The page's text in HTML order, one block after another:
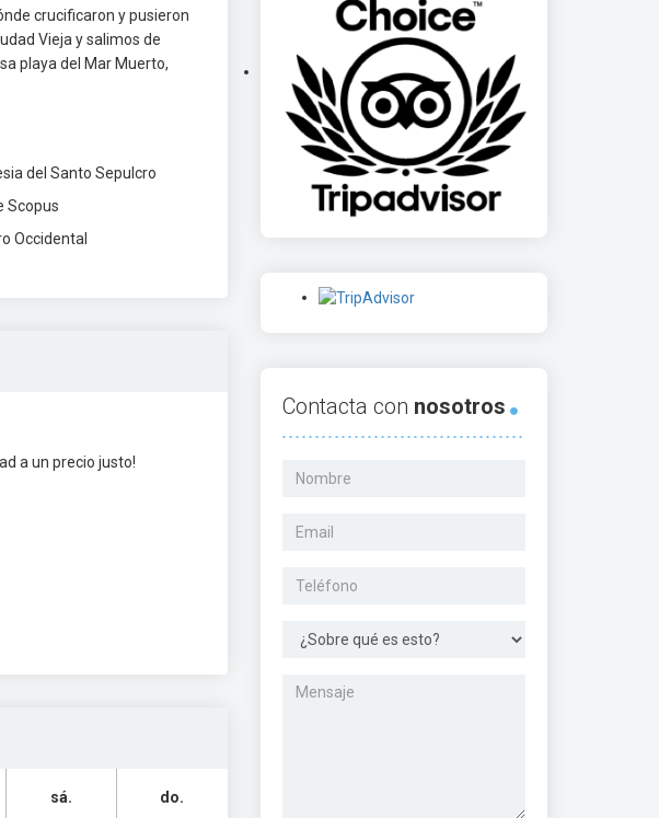
crucificaron y pusieron
Vieja y salimos de
playa del Mar Muerto,
del Santo Sepulcro
Scopus
Occidental
a un precio justo!
sá. do.
Contacta con nosotros